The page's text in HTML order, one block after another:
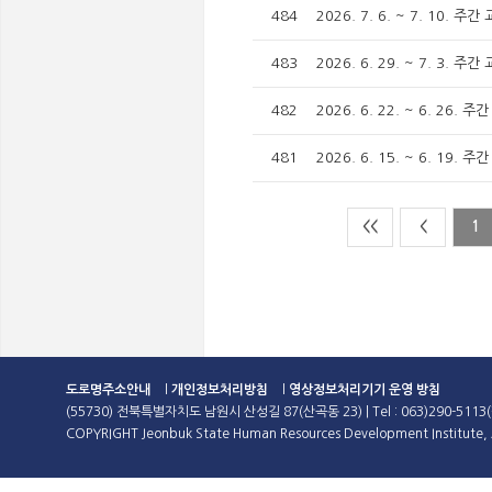
484 2026. 7. 6. ~ 7. 10. 주간
483 2026. 6. 29. ~ 7. 3. 주간
482 2026. 6. 22. ~ 6. 26. 주간
481 2026. 6. 15. ~ 6. 19. 주간
<< < 1
도로명주소안내 개인정보처리방침
영상정보처리기기 운영 방침
(55730) 전북특별자치도 남원시 산성길 87(산곡동 23) | Tel : 063)290-
COPYRIGHT Jeonbuk State Human Resources Development